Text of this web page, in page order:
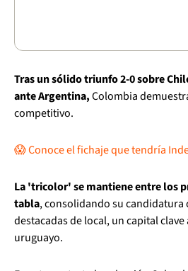
Tras un sólido triunfo 2-0 sobre
ante Argentina,Colombia
competitivo.
😱 Conoce el fichaje que tendría
La 'tricolor' se mantiene entre los
tabla, consolidando su candidatura
destacadas de local, un capital
uruguayo.